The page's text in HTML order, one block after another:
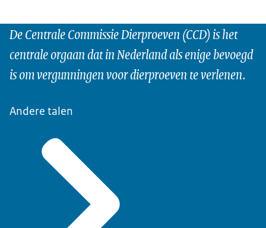
De Centrale Commissie Dierproeven (CCD) is het
centrale orgaan dat in Nederland als enige bevoegd
is om vergunningen voor dierproeven te verlenen.
Andere talen